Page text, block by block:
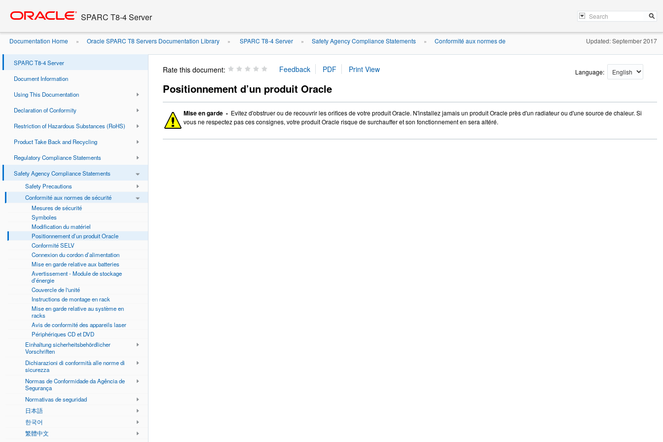
content
SPARC T8-4 Server
Documentation Home » Oracle SPARC T8 Servers Documentation Library » SPARC T8-4 Server » Safety Agency Compliance Statements » Conformité aux normes de Updated: September 2017
SPARC T8-4 Server
Document Information
Using This Documentation
Declaration of Conformity
Restriction of Hazardous Substances (RoHS)
Product Take Back and Recycling
Regulatory Compliance Statements
Safety Agency Compliance Statements
Safety Precautions
Conformité aux normes de sécurité
Mesures de sécurité
Symboles
Modification du matériel
Positionnement d’un produit Oracle
Conformité SELV
Connexion du cordon d’alimentation
Mise en garde relative aux batteries
Avertissement - Module de stockage
d’énergie
Couvercle de l'unité
Instructions de montage en rack
Mise en garde relative au système en
racks
Avis de conformité des appareils laser
Périphériques CD et DVD
Einhaltung sicherheitsbehördlicher
Vorschriften
Dichiarazioni di conformità alle norme di
sicurezza
Normas de Conformidade da Agência de
Segurança
Normativas de seguridad
日本語
한국어
繁體中文
Rate this document: Language:
Positionnement d’un produit Oracle
Mise en garde - Evitez d'obstruer ou de recouvrir les orifices de votre produit Oracle. N'installez jamais un produit Oracle près d'un radiateur ou d'une source de chaleur. Si
vous ne respectez pas ces consignes, votre produit Oracle risque de surchauffer et son fonctionnement en sera altéré.